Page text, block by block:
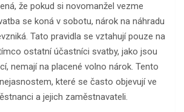
že pokud si novomanžel vezme
se koná v sobotu, nárok na náhradu
Tato pravidla se vztahují pouze na
ostatní účastníci svatby, jako jsou
nemají na placené volno nárok. Tento
které se často objevují ve
a jejich zaměstnavateli.